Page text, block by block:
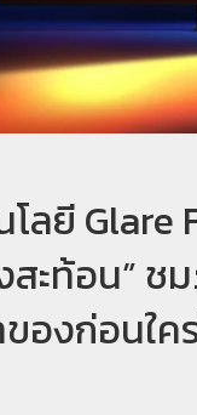
โลยี
ะท้อน” ช
ของก่อนใ